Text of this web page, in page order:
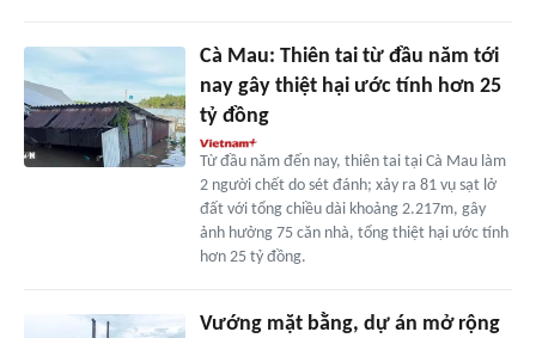
Cà Mau: Thiên tai từ đầu năm tới
nay gây thiệt hại ước tính hơn 25
tỷ đồng
Từ đầu năm đến nay, thiên tai tại Cà Mau làm
2 người chết do sét đánh; xảy ra 81 vụ sạt lở
đất với tổng chiều dài khoảng 2.217m, gây
ảnh hưởng 75 căn nhà, tổng thiệt hại ước tính
hơn 25 tỷ đồng.
Vướng mặt bằng, dự án mở rộng